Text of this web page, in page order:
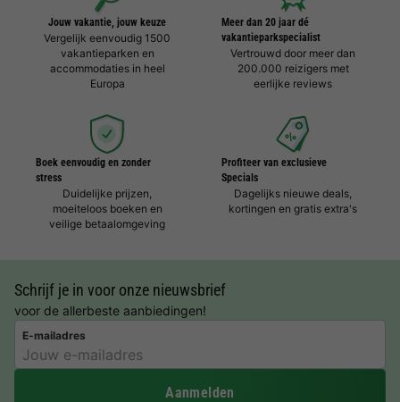
Jouw vakantie, jouw keuze
Vergelijk eenvoudig 1500
vakantieparken en
accommodaties in heel
Europa
Meer dan 20 jaar dé
vakantieparkspecialist
Vertrouwd door meer dan
200.000 reizigers met
eerlijke reviews
Boek eenvoudig en zonder
stress
Duidelijke prijzen,
moeiteloos boeken en
veilige betaalomgeving
Profiteer van exclusieve
Specials
Dagelijks nieuwe deals,
kortingen en gratis extra's
Schrijf je in voor onze nieuwsbrief
voor de allerbeste aanbiedingen!
E-mailadres
Aanmelden